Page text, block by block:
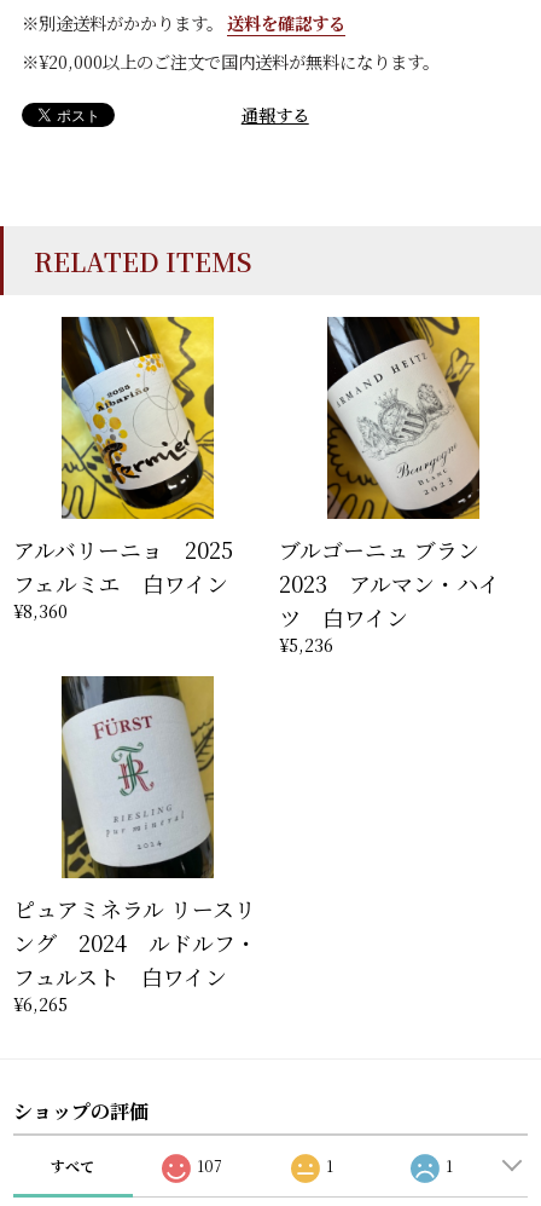
※別途送料がかかります。 送料を確認する
※¥20,000以上のご注文で国内送料が無料になります。
通報する
RELATED ITEMS
アルバリーニョ 2025
フェルミエ 白ワイン
¥8,360
ブルゴーニュ ブラン
2023 アルマン・ハイ
ツ 白ワイン
¥5,236
ピュアミネラル リースリ
ング 2024 ルドルフ・
フュルスト 白ワイン
¥6,265
ショップの評価
すべて 107 1 1